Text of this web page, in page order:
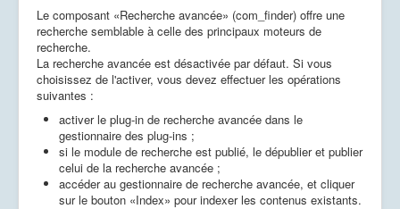
Le composant «Recherche avancée» (com_finder) offre une
recherche semblable à celle des principaux moteurs de
recherche.
La recherche avancée est désactivée par défaut. Si vous
choisissez de l'activer, vous devez effectuer les opérations
suivantes :
activer le plug-in de recherche avancée dans le
gestionnaire des plug-ins ;
si le module de recherche est publié, le dépublier et publier
celui de la recherche avancée ;
accéder au gestionnaire de recherche avancée, et cliquer
sur le bouton «Index» pour indexer les contenus existants.